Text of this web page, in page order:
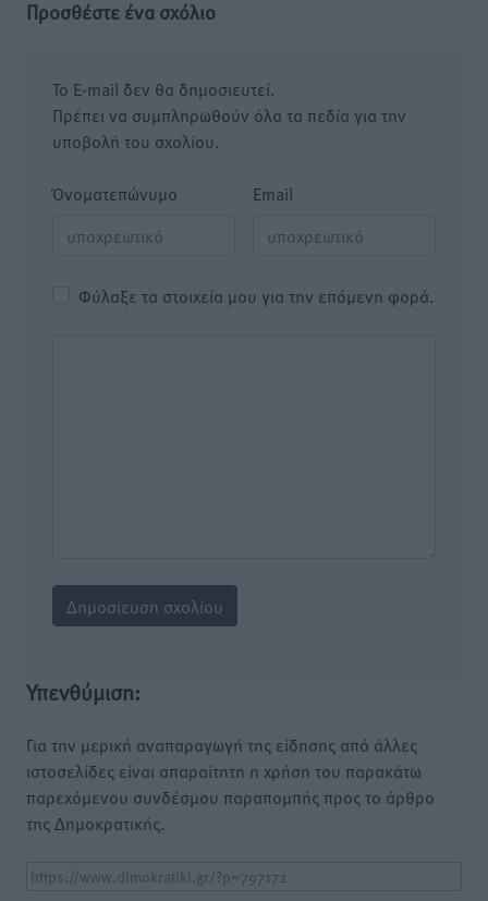
Προσθέστε ένα σχόλιο
Το E-mail δεν θα δημοσιευτεί.
Πρέπει να συμπληρωθούν όλα τα πεδία για την
υποβολή του σχολίου.
Όνοματεπώνυμο Email
Φύλαξε τα στοιχεία μου για την επόμενη φορά.
Υπενθύμιση:
Για την μερική αναπαραγωγή της είδησης από άλλες
ιστοσελίδες είναι απαραίτητη η χρήση του παρακάτω
παρεχόμενου συνδέσμου παραπομπής προς το άρθρο
της Δημοκρατικής.